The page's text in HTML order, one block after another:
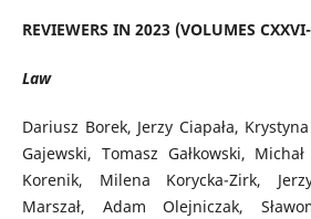
REVIEWERS IN 2023 (VOLUMES
Law
Dariusz Borek, Jerzy Ciapała,
Gajewski, Tomasz Gałkowski,
Korenik, Milena Korycka-Zirk,
Marszał, Adam Olejniczak,